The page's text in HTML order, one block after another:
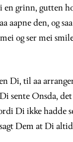
en grinn, gutten
aapne den, og
og ser mei
Di, til aa
sente Onsda,
Di ikke hadde
Dem at Di